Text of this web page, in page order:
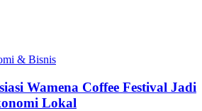
& Bisnis
Wamena Coffee Festival Jadi
Lokal